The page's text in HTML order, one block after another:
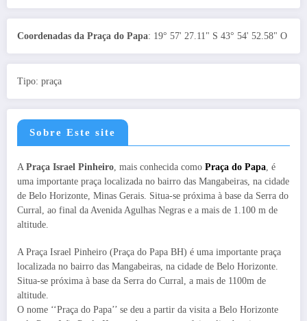
Coordenadas da Praça do Papa: 19° 57' 27.11" S 43° 54' 52.58" O
Tipo: praça
Sobre Este site
A Praça Israel Pinheiro , mais conhecida como Praça do Papa , é
uma importante praça localizada no bairro das Mangabeiras, na cidade
de Belo Horizonte, Minas Gerais. Situa-se próxima à base da Serra do
Curral, ao final da Avenida Agulhas Negras e a mais de 1.100 m de
altitude.
A Praça Israel Pinheiro (Praça do Papa BH) é uma importante praça
localizada no bairro das Mangabeiras, na cidade de Belo Horizonte.
Situa-se próxima à base da Serra do Curral, a mais de 1100m de
altitude.
O nome ‘‘Praça do Papa’’ se deu a partir da visita a Belo Horizonte